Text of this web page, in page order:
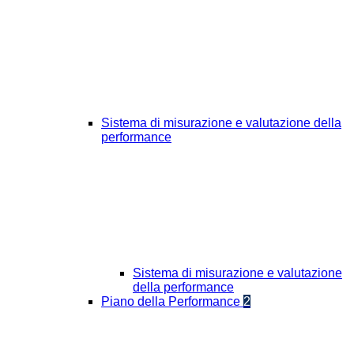
Sistema di misurazione e valutazione della
performance
Sistema di misurazione e valutazione
della performance
Piano della Performance 2